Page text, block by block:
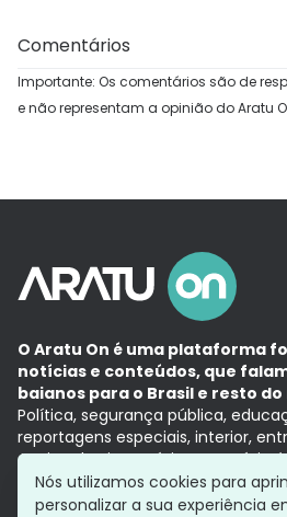
Comentários
Importante: Os comentários são de
e não representam a opinião do Aratu
O Aratu On é uma plataforma
notícias e conteúdos, que
baianos para o Brasil e resto
Política, segurança pública,
reportagens especiais, interior,
Aqui, tudo vira notícia e a notícia
com a credibilidade do Grupo
Grupo Aratu
Política de
Nós utilizamos cookies para
personalizar a sua experiência